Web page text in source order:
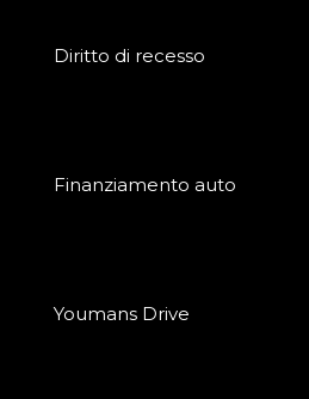
Diritto di recesso
Finanziamento auto
Youmans Drive